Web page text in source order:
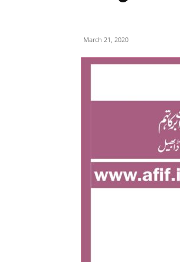
March 21, 2020